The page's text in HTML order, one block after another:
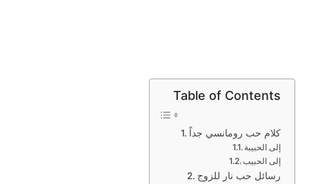
Table of Contents
كلام حب رومانسي جداً
إلى الحبيبة
إلى الحبيب
رسائل حب نار للزوج